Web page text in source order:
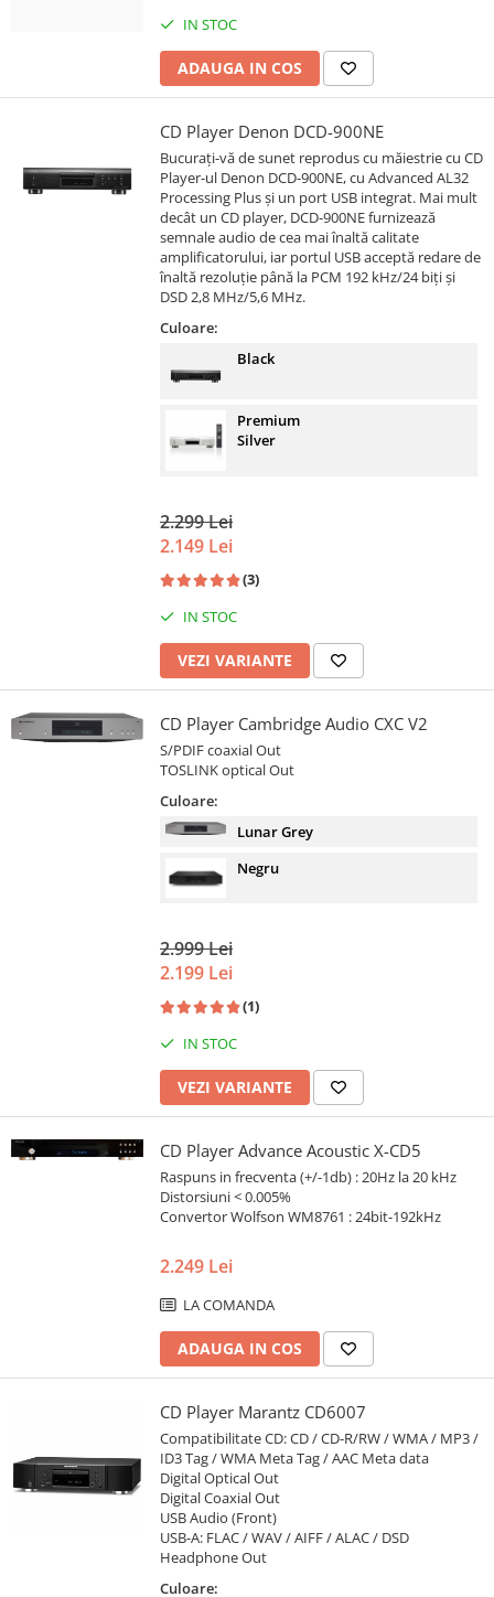
IN STOC
ADAUGA IN COS
CD Player Denon DCD-900NE
Bucurați-vă de sunet reprodus cu măiestrie cu CD
Player-ul Denon DCD-900NE, cu Advanced AL32
Processing Plus și un port USB integrat. Mai mult
decât un CD player, DCD-900NE furnizează
semnale audio de cea mai înaltă calitate
amplificatorului, iar portul USB acceptă redare de
înaltă rezoluție până la PCM 192 kHz/24 biți și
DSD 2,8 MHz/5,6 MHz.
Culoare:
Black
Premium
Silver
2.299 Lei
2.149 Lei
(3)
IN STOC
VEZI VARIANTE
CD Player Cambridge Audio CXC V2
S/PDIF coaxial Out
TOSLINK optical Out
Culoare:
Lunar Grey
Negru
2.999 Lei
2.199 Lei
(1)
IN STOC
VEZI VARIANTE
CD Player Advance Acoustic X-CD5
Raspuns in frecventa (+/-1db) : 20Hz la 20 kHz
Distorsiuni < 0.005%
Convertor Wolfson WM8761 : 24bit-192kHz
2.249 Lei
LA COMANDA
ADAUGA IN COS
CD Player Marantz CD6007
Compatibilitate CD: CD / CD-R/RW / WMA / MP3 /
ID3 Tag / WMA Meta Tag / AAC Meta data
Digital Optical Out
Digital Coaxial Out
USB Audio (Front)
USB-A: FLAC / WAV / AIFF / ALAC / DSD
Headphone Out
Culoare: